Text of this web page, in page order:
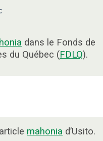
dans le Fonds de
du Québec (FDLQ).
mahonia d’Usito.